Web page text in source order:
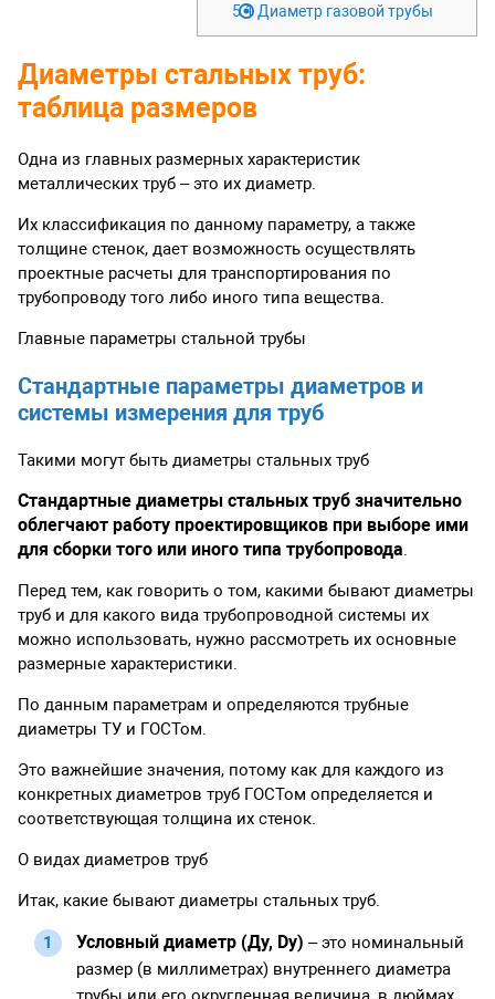
5.1 Диаметр газовой трубы
Диаметры стальных труб:
таблица размеров
Одна из главных размерных характеристик
металлических труб – это их диаметр.
Их классификация по данному параметру, а также
толщине стенок, дает возможность осуществлять
проектные расчеты для транспортирования по
трубопроводу того либо иного типа вещества.
Главные параметры стальной трубы
Стандартные параметры диаметров и
системы измерения для труб
Такими могут быть диаметры стальных труб
Стандартные диаметры стальных труб значительно
облегчают работу проектировщиков при выборе ими
для сборки того или иного типа трубопровода
Перед тем, как говорить о том, какими бывают диаметры
труб и для какого вида трубопроводной системы их
можно использовать, нужно рассмотреть их основные
размерные характеристики.
По данным параметрам и определяются трубные
диаметры ТУ и ГОСТом.
Это важнейшие значения, потому как для каждого из
конкретных диаметров труб ГОСТом определяется и
соответствующая толщина их стенок.
О видах диаметров труб
Итак, какие бывают диаметры стальных труб.
Условный диаметр (Ду, Dy) – это номинальный
размер (в миллиметрах) внутреннего диаметра